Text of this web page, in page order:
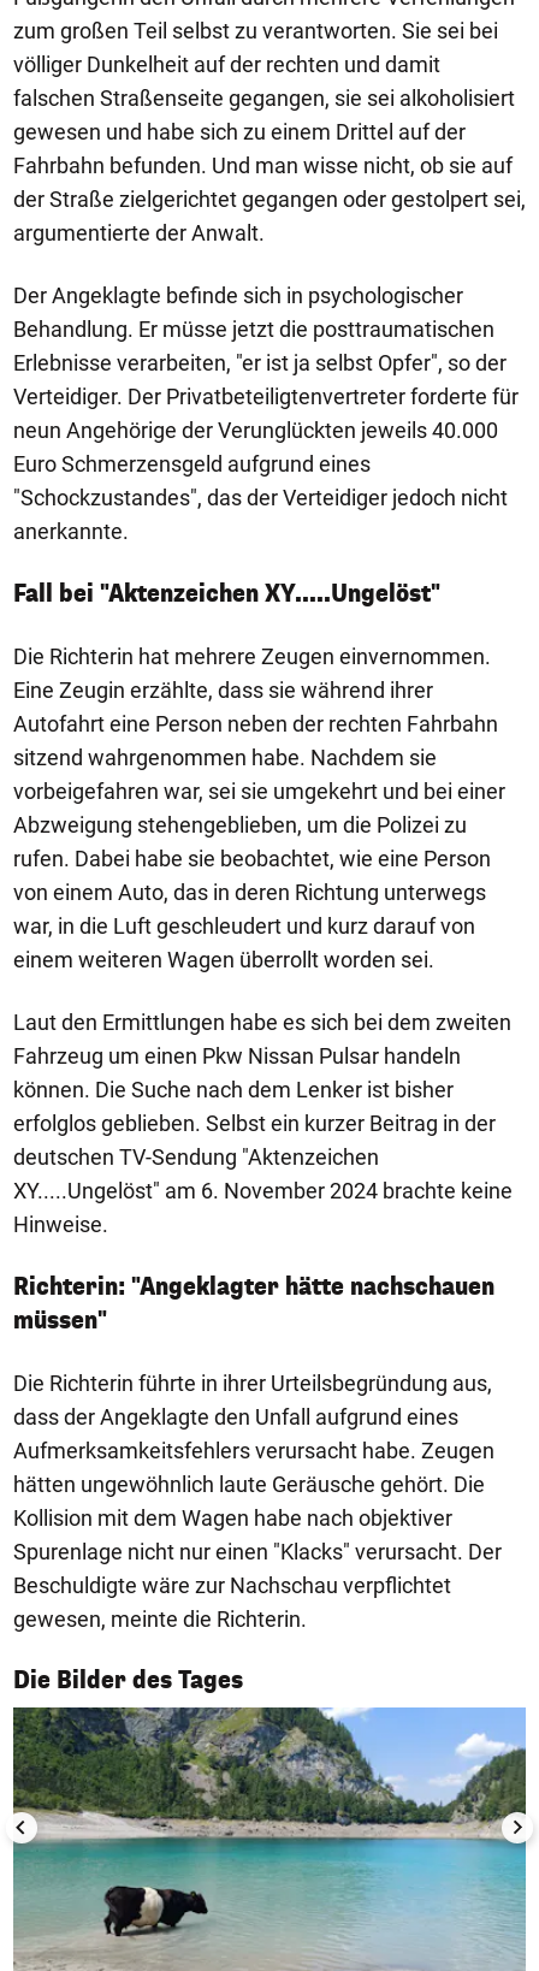
zum großen Teil selbst zu verantworten. Sie sei bei
völliger Dunkelheit auf der rechten und damit
falschen Straßenseite gegangen, sie sei alkoholisiert
gewesen und habe sich zu einem Drittel auf der
Fahrbahn befunden. Und man wisse nicht, ob sie auf
der Straße zielgerichtet gegangen oder gestolpert sei,
argumentierte der Anwalt.
Der Angeklagte befinde sich in psychologischer
Behandlung. Er müsse jetzt die posttraumatischen
Erlebnisse verarbeiten, "er ist ja selbst Opfer", so der
Verteidiger. Der Privatbeteiligtenvertreter forderte für
neun Angehörige der Verunglückten jeweils 40.000
Euro Schmerzensgeld aufgrund eines
"Schockzustandes", das der Verteidiger jedoch nicht
anerkannte.
Fall bei "Aktenzeichen XY.....Ungelöst"
Die Richterin hat mehrere Zeugen einvernommen.
Eine Zeugin erzählte, dass sie während ihrer
Autofahrt eine Person neben der rechten Fahrbahn
sitzend wahrgenommen habe. Nachdem sie
vorbeigefahren war, sei sie umgekehrt und bei einer
Abzweigung stehengeblieben, um die Polizei zu
rufen. Dabei habe sie beobachtet, wie eine Person
von einem Auto, das in deren Richtung unterwegs
war, in die Luft geschleudert und kurz darauf von
einem weiteren Wagen überrollt worden sei.
Laut den Ermittlungen habe es sich bei dem zweiten
Fahrzeug um einen Pkw Nissan Pulsar handeln
können. Die Suche nach dem Lenker ist bisher
erfolglos geblieben. Selbst ein kurzer Beitrag in der
deutschen TV-Sendung "Aktenzeichen
XY.....Ungelöst" am 6. November 2024 brachte keine
Hinweise.
Richterin: "Angeklagter hätte nachschauen
müssen"
Die Richterin führte in ihrer Urteilsbegründung aus,
dass der Angeklagte den Unfall aufgrund eines
Aufmerksamkeitsfehlers verursacht habe. Zeugen
hätten ungewöhnlich laute Geräusche gehört. Die
Kollision mit dem Wagen habe nach objektiver
Spurenlage nicht nur einen "Klacks" verursacht. Der
Beschuldigte wäre zur Nachschau verpflichtet
gewesen, meinte die Richterin.
Die Bilder des Tages
1/50